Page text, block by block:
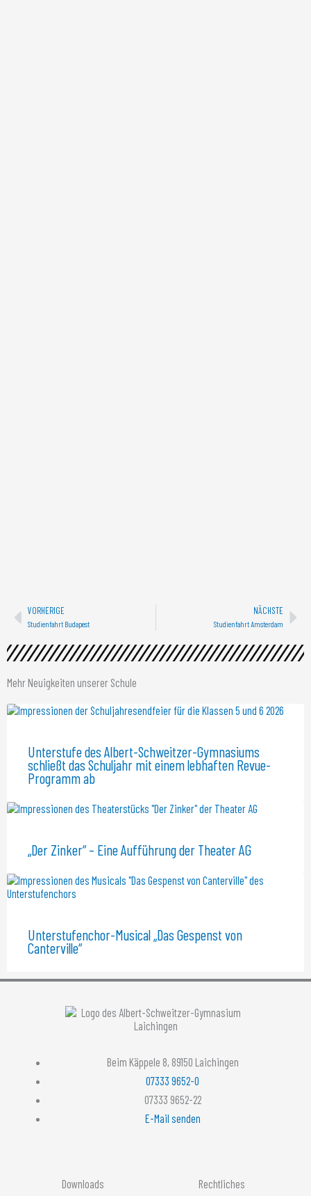
Zurück
VORHERIGE
Studienfahrt Budapest
NÄCHSTE
Studienfahrt Amsterdam
Mehr Neuigkeiten unserer Schule
Unterstufe des Albert-Schweitzer-Gymnasiums
schließt das Schuljahr mit einem lebhaften Revue-
Programm ab
„Der Zinker“ – Eine Aufführung der Theater AG
Unterstufenchor-Musical „Das Gespenst von
Canterville“
Beim Käppele 8, 89150 Laichingen
07333 9652-0
07333 9652-22
E-Mail senden
Downloads Rechtliches